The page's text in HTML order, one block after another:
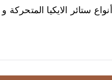
ستائر الايكيا المتحركة و